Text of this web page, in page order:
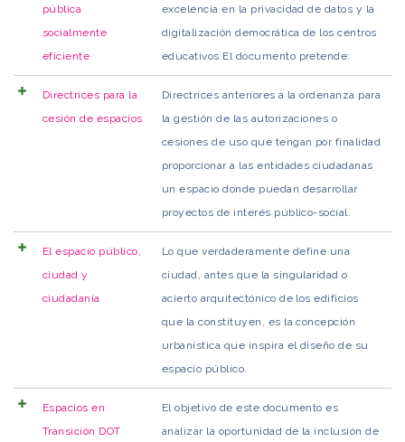
pública
socialmente
eficiente
excelencia en la privacidad de datos y la
digitalización democrática de los centros
educativos.El documento pretende:
Directrices para la
cesión de espacios
Directrices anteriores a la ordenanza para
la gestión de las autorizaciones o
cesiones de uso que tengan por finalidad
proporcionar a las entidades ciudadanas
un espacio donde puedan desarrollar
proyectos de interés público-social.
El espacio público,
ciudad y
ciudadanía
Lo que verdaderamente define una
ciudad, antes que la singularidad o
acierto arquitectónico de los edificios
que la constituyen, es la concepción
urbanística que inspira el diseño de su
espacio público.
Espacios en
Transición DOT
El objetivo de este documento es
analizar la oportunidad de la inclusión de